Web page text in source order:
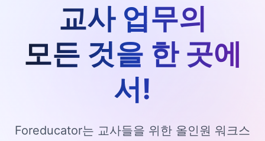
교사 업무의
모든 것을 한 곳에
서!
Foreducator는 교사들을 위한 올인원 워크스